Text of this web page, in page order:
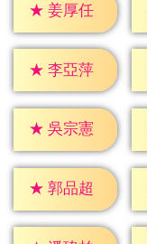
★ 姜厚任
★ 李亞萍
★ 吳宗憲
★ 郭品超